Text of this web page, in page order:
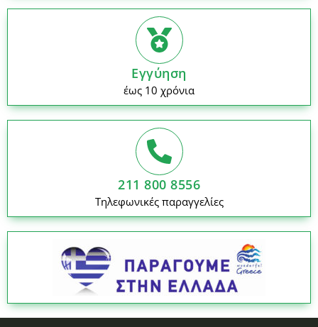
Εγγύηση
έως 10 χρόνια
211 800 8556
Τηλεφωνικές παραγγελίες